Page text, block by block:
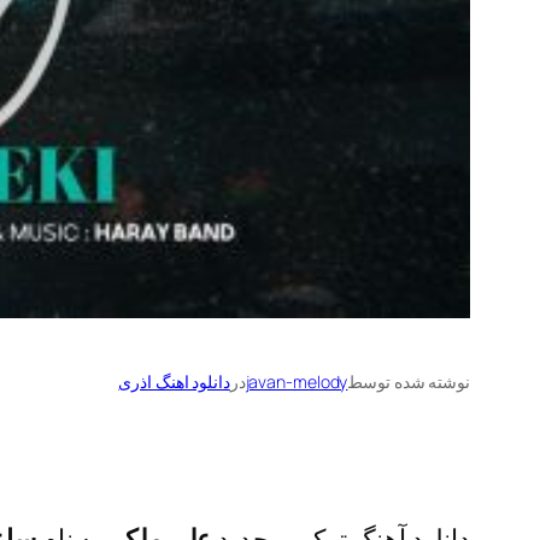
نوشته شده توسطjavan-melodyدردانلود اهنگ اذری